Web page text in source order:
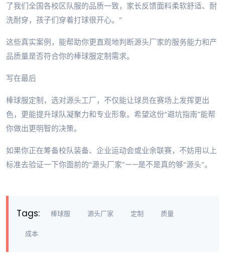
了我们全国各校区队服的品质一致，家长反馈面料柔软舒适、耐
洗耐穿，孩子们穿着打球很开心。”
这些真实案例，能帮助你更直观地判断源头厂家的服务能力和产
品质量是否符合你的棒球服定制需求。
写在最后
棒球服定制，选对源头工厂，不仅能让球员在赛场上发挥更出
色，更能提升球队凝聚力和专业形象。希望这份“避坑指南”能帮
你做出更明智的决策。
如果你正在筹备校队装备、企业运动会或业余联赛，不妨用以上
标准去验证一下你面前的“源头厂家”——是不是真的够“源头”。
Tags: 棒球服 源头厂家 定制 质量
成本